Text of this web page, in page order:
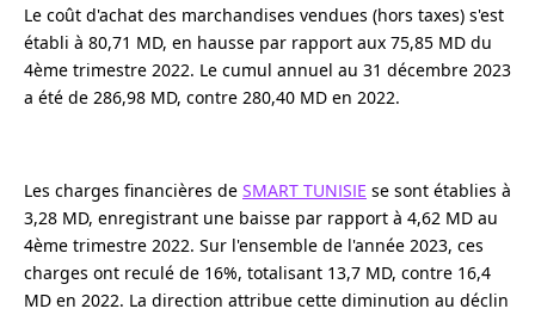
Le coût d'achat des marchandises vendues (hors taxes) s'est
établi à 80,71 MD, en hausse par rapport aux 75,85 MD du
4ème trimestre 2022. Le cumul annuel au 31 décembre 2023
a été de 286,98 MD, contre 280,40 MD en 2022.
Les charges financières de SMART TUNISIE se sont établies à
3,28 MD, enregistrant une baisse par rapport à 4,62 MD au
4ème trimestre 2022. Sur l'ensemble de l'année 2023, ces
charges ont reculé de 16%, totalisant 13,7 MD, contre 16,4
MD en 2022. La direction attribue cette diminution au déclin